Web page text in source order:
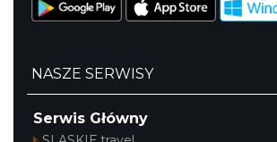
Cieszyn
0.43 km
NASZE SERWISY
Serwis Główny